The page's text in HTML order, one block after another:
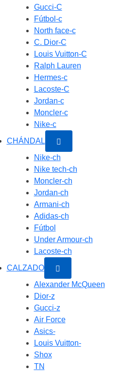
Gucci-C
Fútbol-c
North face-c
C. Dior-C
Louis Vuitton-C
Ralph Lauren
Hermes-c
Lacoste-C
Jordan-c
Moncler-c
Nike-c
CHÁNDAL
Nike-ch
Nike tech-ch
Moncler-ch
Jordan-ch
Armani-ch
Adidas-ch
Fútbol
Under Armour-ch
Lacoste-ch
CALZADO
Alexander McQueen
Dior-z
Gucci-z
Air Force
Asics-
Louis Vuitton-
Shox
TN